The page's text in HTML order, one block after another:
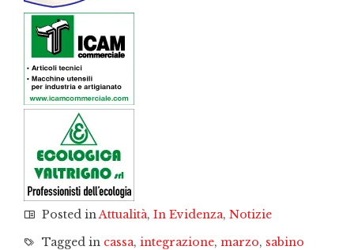
Posted inAttualità, In Evidenza, Notizie
Tagged in cassa, integrazione, marzo, sabino